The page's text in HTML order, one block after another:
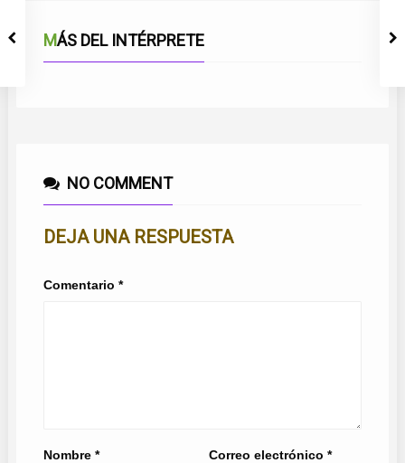
MÁS DEL INTÉRPRETE
NO COMMENT
DEJA UNA RESPUESTA
Comentario *
Nombre * Correo electrónico*